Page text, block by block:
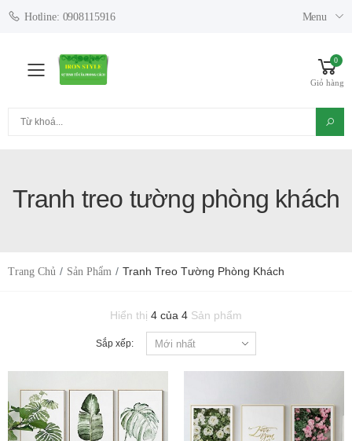
Hotline: 0908115916 Menu
Toggle mobile menu
0
Giỏ hàng
Tranh treo tường phòng khách
Trang Chủ Sản Phẩm Tranh Treo Tường Phòng Khách
Hiển thị 4 của 4 Sản phẩm
Sắp xếp: